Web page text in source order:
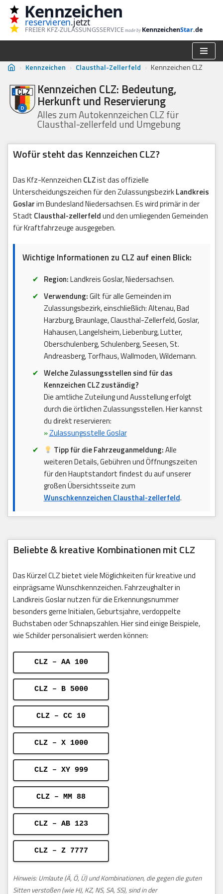
Zum
Inhalt
Kennzeichen
reservieren.jetzt
FREIER KFZ-ZULASSUNGSSERVICE made by KennzeichenStar.de
› Kennzeichen › Clausthal-Zellerfeld › Kennzeichen CLZ
Kennzeichen CLZ: Bedeutung,
Herkunft und Reservierung
Alles zum Autokennzeichen CLZ für
Clausthal-zellerfeld und Umgebung
Wofür steht das Kennzeichen CLZ?
Das Kfz-Kennzeichen CLZist das offizielle
Unterscheidungszeichen für den ZulassungsbezirkLandkreis
Goslarim Bundesland Niedersachsen. Es wird primär in der
Stadt Clausthal-zellerfeldund den umliegenden Gemeinden
für Kraftfahrzeuge ausgegeben.
Wichtige Informationen zu CLZ auf einen Blick:
Region:Landkreis Goslar, Niedersachsen.
Verwendung:Gilt für alle Gemeinden im
Zulassungsbezirk, einschließlich: Altenau, Bad
Harzburg, Braunlage, Clausthal-Zellerfeld, Goslar,
Hahausen, Langelsheim, Liebenburg, Lutter,
Oberschulenberg, Schulenberg, Seesen, St.
Andreasberg, Torfhaus, Wallmoden, Wildemann.
Welche Zulassungsstellen sind für das
Kennzeichen CLZ zuständig?
Die amtliche Zuteilung und Ausstellung erfolgt
durch die örtlichen Zulassungsstellen. Hier kannst
du direkt reservieren:
»Zulassungsstelle Goslar
Tipp für die Fahrzeuganmeldung:Alle
weiteren Details, Gebühren und Öffnungszeiten
für den Hauptstandort findest du auf unserer
großen Übersichtsseite zum
Wunschkennzeichen Clausthal-zellerfeld.
Beliebte & kreative Kombinationen mit CLZ
Das Kürzel CLZ bietet viele Möglichkeiten für kreative und
einprägsame Wunschkennzeichen. Fahrzeughalter in
Landkreis Goslar nutzen für die Erkennungsnummer
besonders gerne Initialen, Geburtsjahre, verdoppelte
Buchstaben oder Schnapszahlen. Hier sind einige Beispiele,
wie Schilder personalisiert werden können:
CLZ – AA 100
CLZ – B 5000
CLZ – CC 10
CLZ – X 1000
CLZ – XY 999
CLZ – MM 88
CLZ – AB 123
CLZ – Z 7777
Hinweis: Umlaute (Ä, Ö, Ü) und Kombinationen, die gegen die guten
Sitten verstoßen (wie HJ, KZ, NS, SA, SS), sind in der